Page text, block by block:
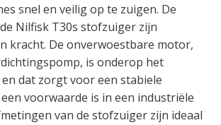
snel en veilig op te zuigen. De
Nilfisk T30s stofzuiger zijn
kracht. De onverwoestbare motor,
is onderop het
dat zorgt voor een stabiele
voorwaarde is in een industriële
van de stofzuiger zijn ideaal